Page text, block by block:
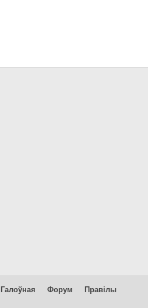
Галоўная Форум Правілы